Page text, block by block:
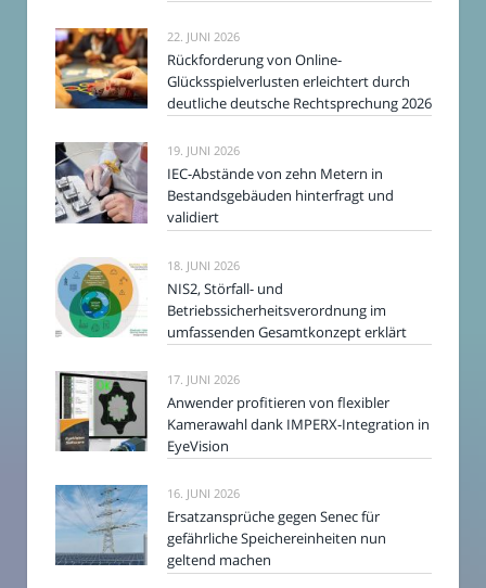
22. JUNI 2026
Rückforderung von Online-
Glücksspielverlusten erleichtert durch
deutliche deutsche Rechtsprechung 2026
19. JUNI 2026
IEC-Abstände von zehn Metern in
Bestandsgebäuden hinterfragt und
validiert
18. JUNI 2026
NIS2, Störfall- und
Betriebssicherheitsverordnung im
umfassenden Gesamtkonzept erklärt
17. JUNI 2026
Anwender profitieren von flexibler
Kamerawahl dank IMPERX-Integration in
EyeVision
16. JUNI 2026
Ersatzansprüche gegen Senec für
gefährliche Speichereinheiten nun
geltend machen